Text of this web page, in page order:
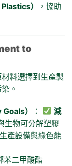
）
，協助
to
材料選擇到生產製
。
） ：
減
物可分解塑膠
產設備與綠色能
苯二甲酸酯